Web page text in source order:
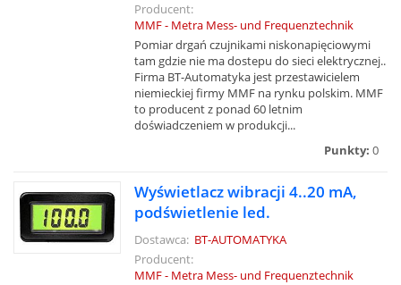
Producent:
MMF - Metra Mess- und Frequenztechnik
Pomiar drgań czujnikami niskonapięciowymi
tam gdzie nie ma dostepu do sieci elektrycznej..
Firma BT-Automatyka jest przestawicielem
niemieckiej firmy MMF na rynku polskim. MMF
to producent z ponad 60 letnim
doświadczeniem w produkcji...
Punkty: 0
Wyświetlacz wibracji 4..20 mA,
podświetlenie led.
Dostawca: BT-AUTOMATYKA
Producent:
MMF - Metra Mess- und Frequenztechnik